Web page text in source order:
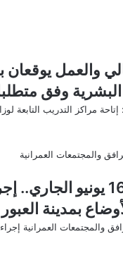
والعمل
البشرية وفق
مراكز التدريب التابعة
بمدينة